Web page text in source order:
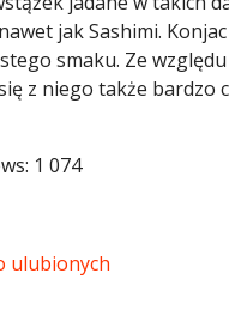
jak Sashimi.
smaku. Ze
z niego także bardzo
1 074
ulubionych